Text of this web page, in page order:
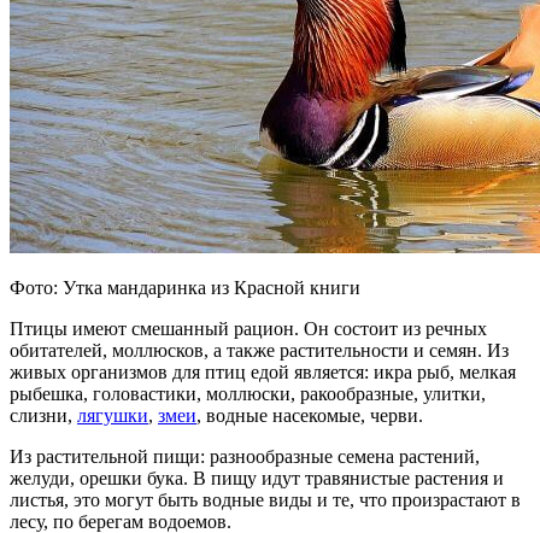
Фото: Утка мандаринка из Красной книги
Птицы имеют смешанный рацион. Он состоит из речных
обитателей, моллюсков, а также растительности и семян. Из
живых организмов для птиц едой является: икра рыб, мелкая
рыбешка, головастики, моллюски, ракообразные, улитки,
слизни, лягушки, змеи, водные насекомые, черви.
Из растительной пищи: разнообразные семена растений,
желуди, орешки бука. В пищу идут травянистые растения и
листья, это могут быть водные виды и те, что произрастают в
лесу, по берегам водоемов.